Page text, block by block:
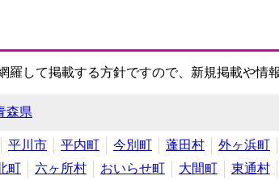
して掲載する方針ですので、新規掲載や情
森県
平川市 平内町 今別町 蓬田村 外ヶ浜町
町 六ヶ所村 おいらせ町 大間町 東通村